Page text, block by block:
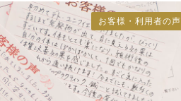
お客様・利用者の声